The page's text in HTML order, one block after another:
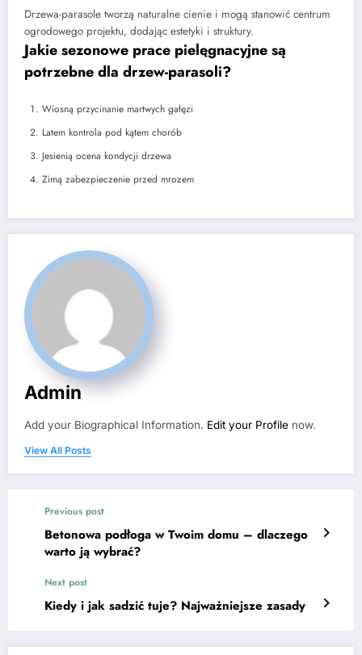
Drzewa-parasole tworzą naturalne cienie i mogą stanowić centrum
ogrodowego projektu, dodając estetyki i struktury.
Jakie sezonowe prace pielęgnacyjne są
potrzebne dla drzew-parasoli?
Wiosną przycinanie martwych gałęzi
Latem kontrola pod kątem chorób
Jesienią ocena kondycji drzewa
Zimą zabezpieczenie przed mrozem
Admin
Add your Biographical Information. Edit your Profile now.
View All Posts
Previous post
Betonowa podłoga w Twoim domu – dlaczego
warto ją wybrać?
Next post
Kiedy i jak sadzić tuje? Najważniejsze zasady